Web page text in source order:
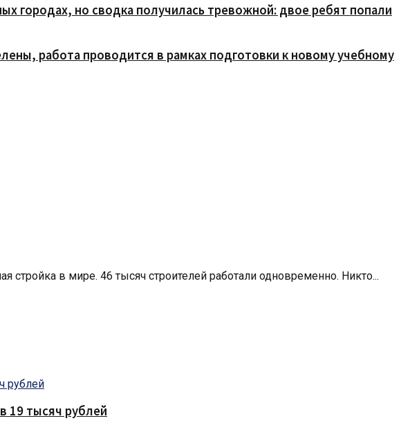
городах, но сводка получилась тревожной: двое ребят попали
работа проводится в рамках подготовки к новому учебному
в мире. 46 тысяч строителей работали одновременно. Никто...
19 тысяч рублей